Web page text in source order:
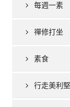
每週一素
禪修打坐
素食
行走美利堅